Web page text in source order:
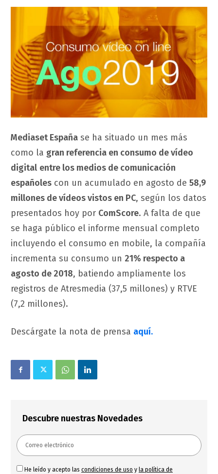
Mediaset España se ha situado un mes más
como la gran referencia en consumo de vídeo
digital entre los medios de comunicación
españoles con un acumulado en agosto de 58,9
millones de vídeos vistos en PC, según los datos
presentados hoy por ComScore. A falta de que
se haga público el informe mensual completo
incluyendo el consumo en mobile, la compañía
incrementa su consumo un 21% respecto a
agosto de 2018, batiendo ampliamente los
registros de Atresmedia (37,5 millones) y RTVE
(7,2 millones).
Descárgate la nota de prensa aquí.
Descubre nuestras Novedades
He leído y acepto las condiciones de uso y la política de